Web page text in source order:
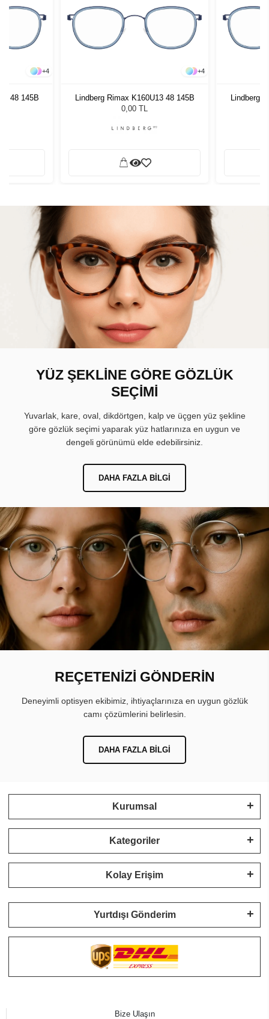
+4
48 145B
+4
Lindberg Rimax K160U13 48 145B
0,00 TL
Lindberg
YÜZ ŞEKLİNE GÖRE GÖZLÜK
SEÇİMİ
Yuvarlak, kare, oval, dikdörtgen, kalp ve üçgen yüz şekline
göre gözlük seçimi yaparak yüz hatlarınıza en uygun ve
dengeli görünümü elde edebilirsiniz.
DAHA FAZLA BILGI
REÇETENİZİ GÖNDERİN
Deneyimli optisyen ekibimiz, ihtiyaçlarınıza en uygun gözlük
camı çözümlerini belirlesin.
DAHA FAZLA BILGI
Kurumsal
Kategoriler
Kolay Erişim
Yurtdışı Gönderim
Bize Ulaşın